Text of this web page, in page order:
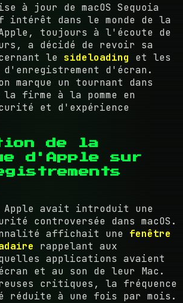
à jour de macOS Sequoia
intérêt dans le monde de la
toujours à l'écoute de
a décidé de revoir sa
le sideloading et les
d'écran.
marque un tournant dans
firme à la pomme en
et d'expérience
de la
d'Apple sur
Apple avait introduit une
controversée dans macOS.
affichait une fenêtre
rappelant aux
applications avaient
et au son de leur Mac.
critiques, la fréquence
réduite à une fois par mois.